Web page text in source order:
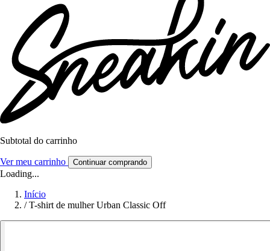
Subtotal do carrinho
Ver meu carrinho Continuar comprando
Loading...
Início
/ T-shirt de mulher Urban Classic Off